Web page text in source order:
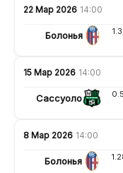
22 Мар 2026 14:00
Болонья
15 Мар 2026 14:00
Сассуоло
8 Мар 2026 14:00
Болонья